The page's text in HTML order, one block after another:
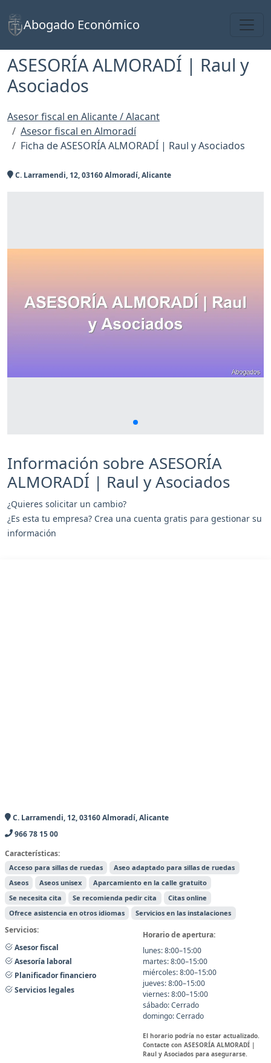
Abogado Económico
ASESORÍA ALMORADÍ | Raul y
Asociados
Asesor fiscal en Alicante / Alacant
Asesor fiscal en Almoradí
Ficha de ASESORÍA ALMORADÍ | Raul y Asociados
C. Larramendi, 12, 03160 Almoradí, Alicante
Información sobre ASESORÍA
ALMORADÍ | Raul y Asociados
¿Quieres solicitar un cambio?
¿Es esta tu empresa? Crea una cuenta gratis para gestionar su
información
C. Larramendi, 12, 03160 Almoradí, Alicante
966 78 15 00
Características:
Acceso para sillas de ruedas
Aseo adaptado para sillas de ruedas
Aseos
Aseos unisex
Aparcamiento en la calle gratuito
Se necesita cita
Se recomienda pedir cita
Citas online
Ofrece asistencia en otros idiomas
Servicios en las instalaciones
Servicios:
Asesor fiscal
Asesoría laboral
Planificador financiero
Servicios legales
Horario de apertura:
lunes: 8:00–15:00
martes: 8:00–15:00
miércoles: 8:00–15:00
jueves: 8:00–15:00
viernes: 8:00–15:00
sábado: Cerrado
domingo: Cerrado
El horario podría no estar actualizado.
Contacte con ASESORÍA ALMORADÍ |
Raul y Asociados para asegurarse.